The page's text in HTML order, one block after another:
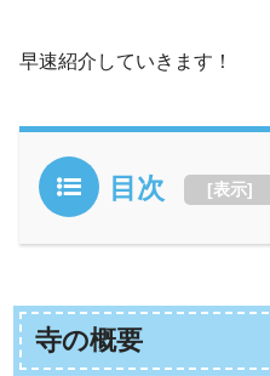
早速紹介していきます！
目次 [表示]
寺の概要